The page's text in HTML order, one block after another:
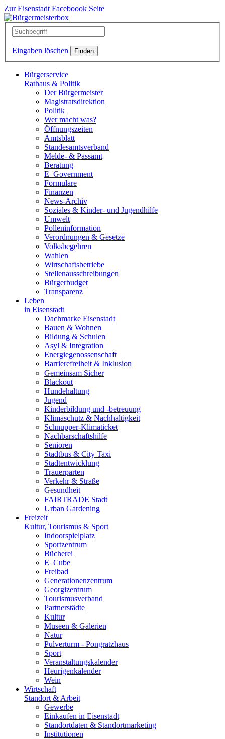
Zur Eisenstadt Faceboook Seite
Eingaben löschen
Bürgerservice
Rathaus & Politik
Der Bürgermeister
Magistratsdirektion
Politik
Wer macht was?
Öffnungszeiten
Amtsblatt
Standesamtsverband
Melde- & Passamt
Beratung
E_Government
Formulare
Finanzen
News-Archiv
Soziales & Kinder- und Jugendhilfe
Umwelt
Polleninformation
Verordnungen & Gesetze
Volksbegehren
Wahlen
Wirtschaftsbetriebe
Stellenausschreibungen
Bürgerbudget
Transparenz
Leben
in Eisenstadt
Dachmarke Eisenstadt
Bauen & Wohnen
Bildung & Schulen
Asyl & Integration
Energiegenossenschaft
Barrierefreiheit & Inklusion
Gemeinsam Sicher
Blackout
Hundehaltung
Jugend
Kinderbildung und -betreuung
Klimaschutz & Nachhaltigkeit
Schnupper-Klimaticket
Nachbarschaftshilfe
Senioren
Stadtbus & City Taxi
Stadtentwicklung
Trauerparten
Verkehr & Straße
Gesundheit
FAIRTRADE Stadt
Urban Gardening
Freizeit
Kultur, Tourismus & Sport
Indoorspielplatz
Sportzentrum
Bücherei
E_Cube
Freibad
Generationenzentrum
Georgizentrum
Tourismusverband
Partnerstädte
Kultur
Museen & Galerien
Natur
Pulverturm - Pongratzhaus
Sport
Veranstaltungskalender
Heurigenkalender
Wein
Wirtschaft
Standort & Arbeit
Gewerbe
Einkaufen in Eisenstadt
Standortdaten & Standortmarketing
Institutionen